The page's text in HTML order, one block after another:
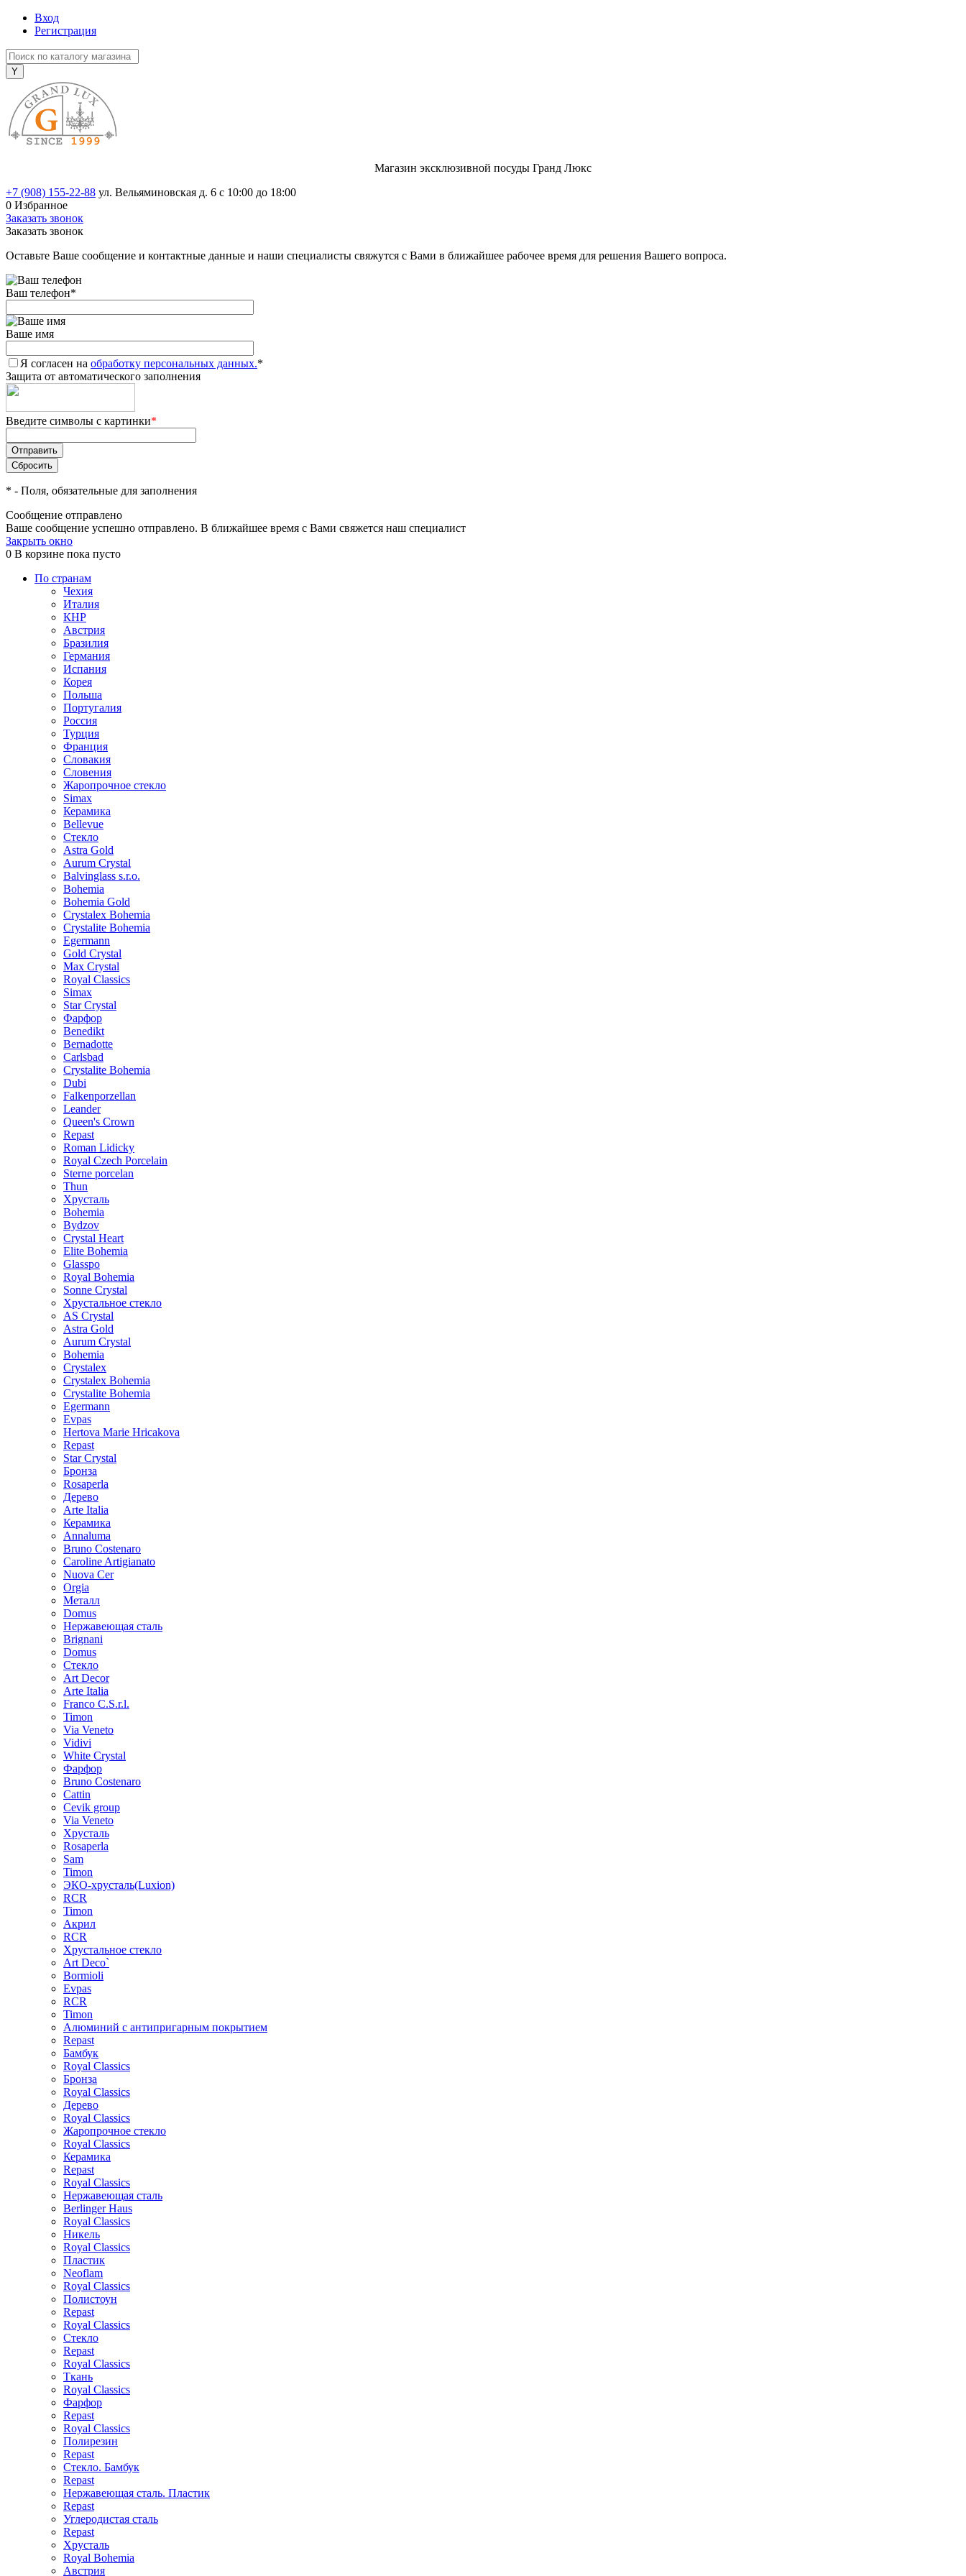
Вход
Регистрация
Магазин эксклюзивной посуды Гранд Люкс
+7 (908) 155-22-88 ул. Вельяминовская д. 6 с 10:00 до 18:00
0 Избранное
Заказать звонок
Заказать звонок
Оставьте Ваше сообщение и контактные данные и наши специалисты свяжутся с Вами в ближайшее рабочее время для решения Вашего вопроса.
Ваш телефон*
Ваше имя
Я согласен на обработку персональных данных.*
Защита от автоматического заполнения
Введите символы с картинки*
* - Поля, обязательные для заполнения
Сообщение отправлено
Ваше сообщение успешно отправлено. В ближайшее время с Вами свяжется наш специалист
Закрыть окно
0 В корзине пока пусто
По странам
Чехия
Италия
КНР
Австрия
Бразилия
Германия
Испания
Корея
Польша
Португалия
Россия
Турция
Франция
Словакия
Словения
Жаропрочное стекло
Simax
Керамика
Bellevue
Стекло
Astra Gold
Aurum Crystal
Balvinglass s.r.o.
Bohemia
Bohemia Gold
Crystalex Bohemia
Crystalite Bohemia
Egermann
Gold Crystal
Max Crystal
Royal Classics
Simax
Star Crystal
Фарфор
Benedikt
Bernadotte
Carlsbad
Crystalite Bohemia
Dubi
Falkenporzellan
Leander
Queen's Crown
Repast
Roman Lidicky
Royal Czech Porcelain
Sterne porcelan
Thun
Хрусталь
Bohemia
Bydzov
Crystal Heart
Elite Bohemia
Glasspo
Royal Bohemia
Sonne Crystal
Хрустальное стекло
AS Crystal
Astra Gold
Aurum Crystal
Bohemia
Crystalex
Crystalex Bohemia
Crystalite Bohemia
Egermann
Evpas
Hertova Marie Hricakova
Repast
Star Crystal
Бронза
Rosaperla
Дерево
Arte Italia
Керамика
Annaluma
Bruno Costenaro
Caroline Artigianato
Nuova Cer
Orgia
Металл
Domus
Нержавеющая сталь
Brignani
Domus
Стекло
Art Decor
Arte Italia
Franco C.S.r.l.
Timon
Via Veneto
Vidivi
White Crystal
Фарфор
Bruno Costenaro
Cattin
Cevik group
Via Veneto
Хрусталь
Rosaperla
Sam
Timon
ЭКО-хрусталь(Luxion)
RCR
Timon
Акрил
RCR
Хрустальное стекло
Art Deco`
Bormioli
Evpas
RCR
Timon
Алюминий с антипригарным покрытием
Repast
Бамбук
Royal Classics
Бронза
Royal Classics
Дерево
Royal Classics
Жаропрочное стекло
Royal Classics
Керамика
Repast
Royal Classics
Нержавеющая сталь
Berlinger Haus
Royal Classics
Никель
Royal Classics
Пластик
Neoflam
Royal Classics
Полистоун
Repast
Royal Classics
Стекло
Repast
Royal Classics
Ткань
Royal Classics
Фарфор
Repast
Royal Classics
Полирезин
Repast
Стекло. Бамбук
Repast
Нержавеющая сталь. Пластик
Repast
Углеродистая сталь
Repast
Хрусталь
Royal Bohemia
Австрия